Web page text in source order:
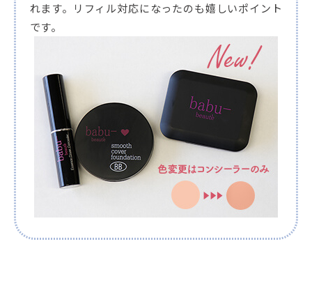
れます。リフィル対応になったのも嬉しいポイント
です。